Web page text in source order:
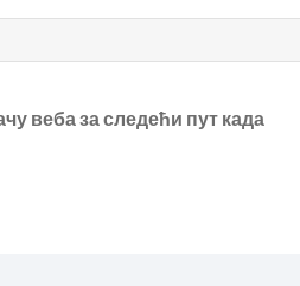
веба за следећи пут када